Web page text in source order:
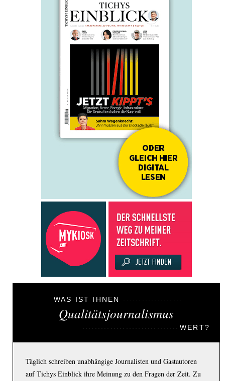
WAS IST IHNEN
Qualitätsjournalismus
WERT?
Täglich schreiben unabhängige Journalisten und Gastautoren
auf Tichys Einblick ihre Meinung zu den Fragen der Zeit. Zu